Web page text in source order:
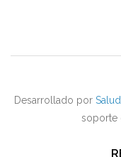
Desarrollado por
soporte